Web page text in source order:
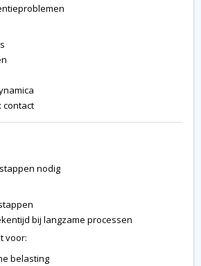
contact
nodig
bij langzame processen
voor:
belasting